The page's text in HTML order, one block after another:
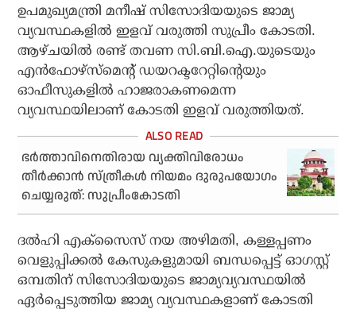
ഉപമുഖ്യമന്ത്രി മനീഷ് സിസോദിയയുടെ ജാമ്യ
വ്യവസ്ഥകളില്‍ ഇളവ് വരുത്തി സുപ്രീം കോടതി.
ആഴ്ചയില്‍ രണ്ട് തവണ സി.ബി.ഐ.യുടെയും
എന്‍ഫോഴ്‌സ്‌മെന്റ് ഡയറക്ടറേറ്റിന്റെയും
ഓഫീസുകളില്‍ ഹാജരാകണമെന്ന
വ്യവസ്ഥയിലാണ് കോടതി ഇളവ് വരുത്തിയത്.
ഭര്‍ത്താവിനെതിരായ വ്യക്തിവിരോധം
തീര്‍ക്കാന്‍ സ്ത്രീകള്‍ നിയമം ദുരുപയോഗം
ചെയ്യരുത്: സുപ്രീംകോടതി
ദല്‍ഹി എക്‌സൈസ് നയ അഴിമതി, കള്ളപ്പണം
വെളുപ്പിക്കല്‍ കേസുകളുമായി ബന്ധപ്പെട്ട് ഓഗസ്റ്റ്
ഒമ്പതിന് സിസോദിയയുടെ ജാമ്യവ്യവസ്ഥയില്‍
ഏര്‍പ്പെടുത്തിയ ജാമ്യ വ്യവസ്ഥകളാണ് കോടതി